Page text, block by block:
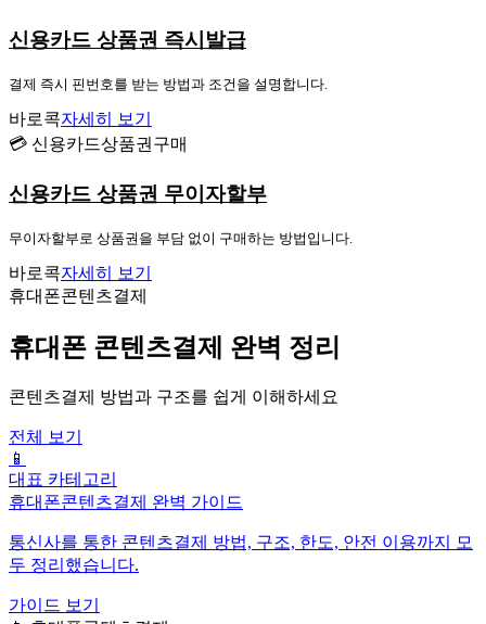
신용카드 상품권 즉시발급
결제 즉시 핀번호를 받는 방법과 조건을 설명합니다.
바로콕자세히 보기
💳 신용카드상품권구매
신용카드 상품권 무이자할부
무이자할부로 상품권을 부담 없이 구매하는 방법입니다.
바로콕자세히 보기
휴대폰콘텐츠결제
휴대폰 콘텐츠결제 완벽 정리
콘텐츠결제 방법과 구조를 쉽게 이해하세요
전체 보기
📱
대표 카테고리
휴대폰콘텐츠결제 완벽 가이드
통신사를 통한 콘텐츠결제 방법, 구조, 한도, 안전 이용까지 모
두 정리했습니다.
가이드 보기